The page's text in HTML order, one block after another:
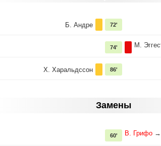
Б. Андре 72'
М.
74'
Х. Харальдссон 86'
Замены
В. Грифо →
60'